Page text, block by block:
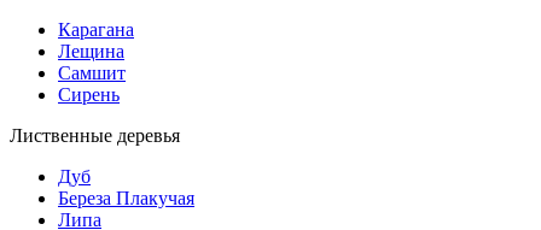
Карагана
Лещина
Самшит
Сирень
Лиственные деревья
Дуб
Береза Плакучая
Липа